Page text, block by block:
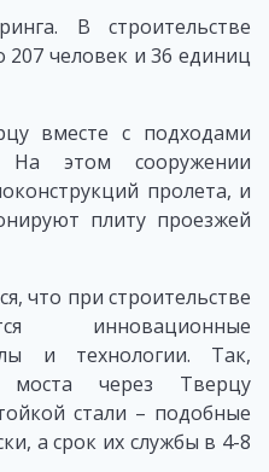
В строительстве
207 человек и 36 единиц
вместе с подходами
На этом сооружении
пролета, и
плиту проезжей
что при строительстве
инновационные
и технологии. Так,
моста через Тверцу
стали – подобные
а срок их службы в 4-8